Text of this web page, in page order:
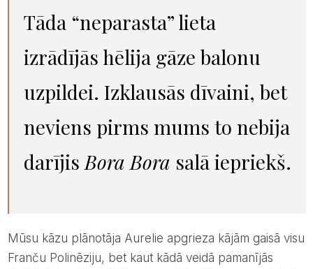
Tāda “neparasta” lieta
izrādījās hēlija gāze balonu
uzpildei. Izklausās dīvaini, bet
neviens pirms mums to nebija
darījis Bora Bora salā iepriekš.
Mūsu kāzu plānotāja Aurelie apgrieza kājām gaisā visu
Franču Polinēziju, bet kaut kādā veidā pamanījās